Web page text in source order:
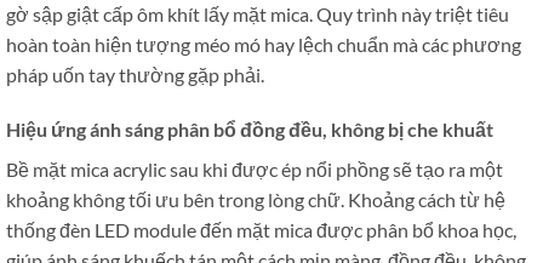
gờ sập giật cấp ôm khít lấy mặt mica. Quy trình này triệt tiêu
hoàn toàn hiện tượng méo mó hay lệch chuẩn mà các phương
pháp uốn tay thường gặp phải.
Hiệu ứng ánh sáng phân bổ đồng đều, không bị che khuất
Bề mặt mica acrylic sau khi được ép nổi phồng sẽ tạo ra một
khoảng không tối ưu bên trong lòng chữ. Khoảng cách từ hệ
thống đèn LED module đến mặt mica được phân bổ khoa học,